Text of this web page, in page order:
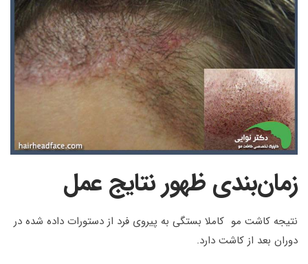
زمان‌بندی ظهور نتایج عمل
نتیجه کاشت مو کاملا بستگی به پیروی فرد از دستورات داده شده در
دوران بعد از کاشت دارد.